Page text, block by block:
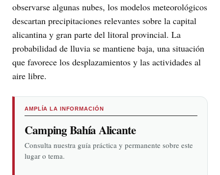
observarse algunas nubes, los modelos meteorológicos
descartan precipitaciones relevantes sobre la capital
alicantina y gran parte del litoral provincial. La
probabilidad de lluvia se mantiene baja, una situación
que favorece los desplazamientos y las actividades al
aire libre.
AMPLÍA LA INFORMACIÓN
Camping Bahía Alicante
Consulta nuestra guía práctica y permanente sobre este
lugar o tema.